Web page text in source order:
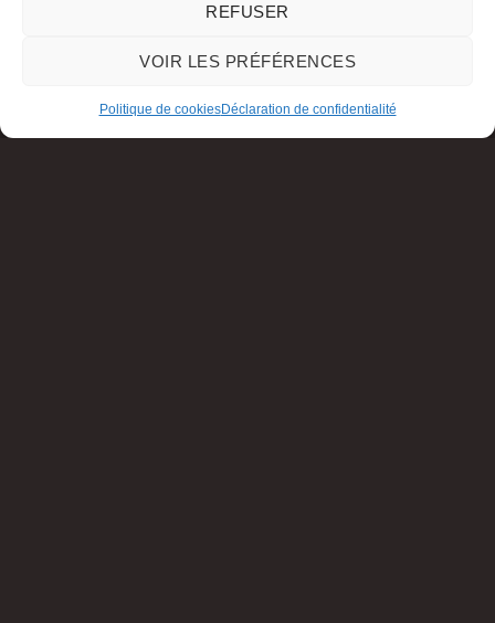
REFUSER
VOIR LES PRÉFÉRENCES
Politique de cookiesDéclaration de confidentialité